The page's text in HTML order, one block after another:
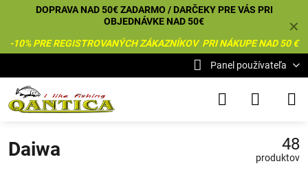
✕
DOPRAVA NAD 50€ ZADARMO / DARČEKY PRE VÁS PRI
OBJEDNÁVKE NAD 50€
-10% PRE REGISTROVANÝCH ZÁKAZNÍKOV PRI NÁKUPE NAD 50 €
Panel používateľa
Daiwa 48
produktov